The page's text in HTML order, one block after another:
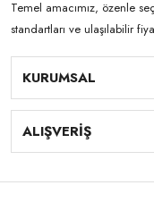
Temel amacımız, özenle
standartları ve ulaşılabilir
KURUMSAL
ALIŞVERİŞ